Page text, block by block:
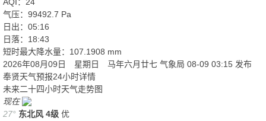
气压：99492.7 Pa
日出：05:16
日落：18:43
短时最大降水量：107.1908 mm
2026年08月09日 星期日 马年六月廿七 气象局 08-09 03:15 发布
奉贤天气预报24小时详情
未来二十四小时天气走势图
现在
27° 东北风 4级 优